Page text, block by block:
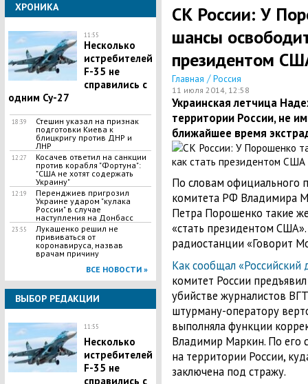
ХРОНИКА
11:55
Несколько
истребителей
F-35 не
справились с
одним Су-27
18:39
Стешин указал на признак
подготовки Киева к
блицкригу против ДНР и
ЛНР
12:27
​Косачев ответил на санкции
против корабля "Фортуна":
"США не хотят содержать
Украину"
12:19
Перенджиев пригрозил
Украине ударом "кулака
России" в случае
наступления на Донбасс
23:55
Лукашенко решил не
прививаться от
коронавируса, назвав
врачам причину
ВСЕ НОВОСТИ »
ВЫБОР РЕДАКЦИИ
11:55
Несколько
истребителей
F-35 не
справились с
СК России: У
шансы
президентом
Главная / Россия
11 июля 2014, 12:58
​Украинская летчица
территории России, не
ближайшее время
По словам официального
комитета РФ Владимира
Петра Порошенко такие
«стать президентом
радиостанции «Говорит
Как сообщал «Российский
комитет России
убийстве журналистов
штурману-оператору
выполняла функции
Владимир Маркин. По его
на территории России,
заключена под стражу.